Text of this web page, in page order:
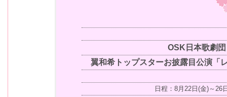
OSK日本歌劇団
翼和希トップスターお披露目公演「
日程：8月22日(金)～26